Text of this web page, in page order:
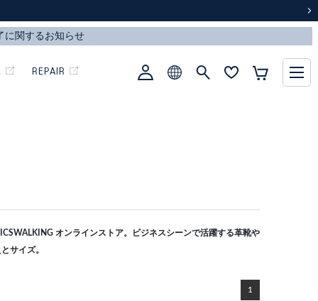
REPAIR
オンラインストア。ビジネスシーンで活躍する革靴や
サイズ。
1